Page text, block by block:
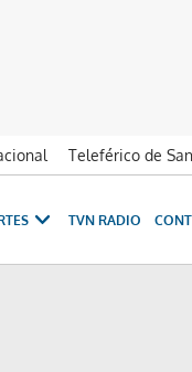
Teleférico de
TVN RADIO